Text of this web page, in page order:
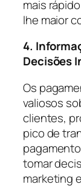
mais
lhe maior
4.
Decisões
Os
valiosos
clientes,
pico de
tomar
marketing